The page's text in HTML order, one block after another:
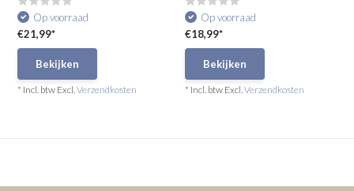
Op voorraad
€21,99*
Bekijken
* Incl. btw Excl.Verzendkosten
Op voorraad
€18,99*
Bekijken
* Incl. btw Excl.Verzendkosten